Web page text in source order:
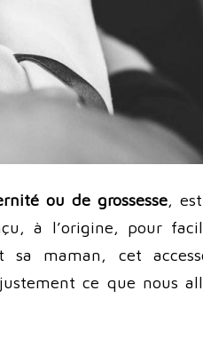
ou de grossesse,
à l’origine, pour
maman, cet
ce que nous